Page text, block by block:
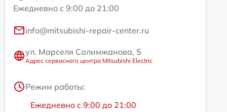
Ежедневно с 9:00 до 21:00
info@mitsubishi-repair-center.ru
ул. Марселя Салимжанова, 5
Адрес сервисного центра Mitsubishi Electric
Режим работы:
Ежедневно с 9:00 до 21:00